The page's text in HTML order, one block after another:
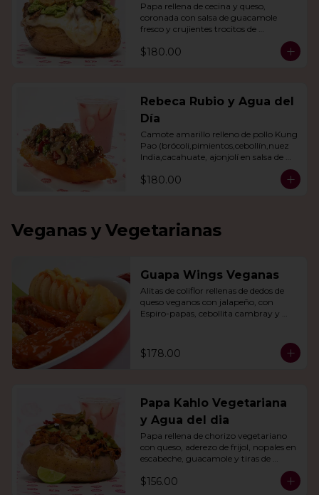
Papa rellena de cecina y queso,
coronada con salsa de guacamole
fresco y crujientes trocitos de
agua del día.
$180.00
Rebeca Rubio y Agua del
Día
Camote amarillo relleno de pollo Kung
Pao (brócoli,pimientos,cebollín,nuez
India,cacahuate, ajonjolí en salsa de
$180.00
Veganas y Vegetarianas
Guapa Wings Veganas
Alitas de coliflor rellenas de dedos de
queso veganos con jalapeño, con
Espiro-papas, cebollita cambray y
$178.00
Papa Kahlo Vegetariana
y Agua del dia
Papa rellena de chorizo vegetariano
con queso, aderezo de frijol, nopales en
escabeche, guacamole y tiras de
$156.00